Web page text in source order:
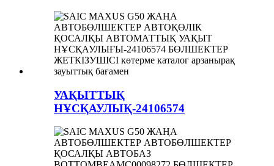
УАҚЫТТЫҚ
НҰСҚАУЛЫҚ-24106574